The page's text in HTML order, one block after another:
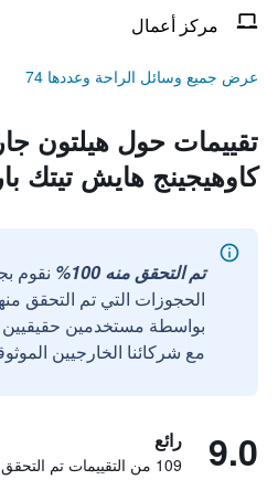
مركز أعمال
عرض جميع وسائل الراحة وعددها 74
تقييمات حول هيلتون
كاوهيجينج هايش تيتك
تم التحقق منه 100%
نقوم
الحجوزات التي تم التحقق
مع شركائنا الخارجيين
9.0 رائع
109 من التقييمات تم التحقق منها